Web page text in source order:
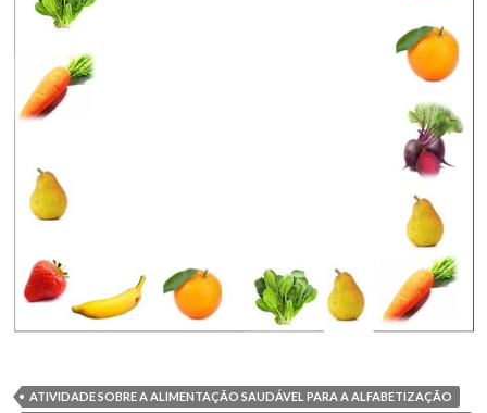
ATIVIDADE SOBRE A ALIMENTAÇÃO SAUDÁVEL PARA A ALFABETIZAÇÃO